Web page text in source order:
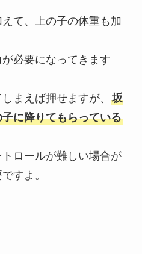
て、上の子の体重も加
必要になってきます
まえば押せますが、
坂
に降りてもらっている
ロールが難しい場合が
すよ。